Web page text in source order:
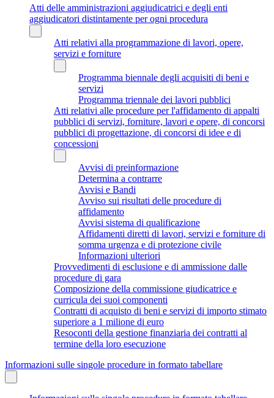
Atti delle amministrazioni aggiudicatrici e degli enti
aggiudicatori distintamente per ogni procedura
Atti relativi alla programmazione di lavori, opere,
servizi e forniture
Programma biennale degli acquisiti di beni e
servizi
Programma triennale dei lavori pubblici
Atti relativi alle procedure per l'affidamento di appalti
pubblici di servizi, forniture, lavori e opere, di concorsi
pubblici di progettazione, di concorsi di idee e di
concessioni
Avvisi di preinformazione
Determina a contrarre
Avvisi e Bandi
Avviso sui risultati delle procedure di
affidamento
Avvisi sistema di qualificazione
Affidamenti diretti di lavori, servizi e forniture di
somma urgenza e di protezione civile
Informazioni ulteriori
Provvedimenti di esclusione e di ammissione dalle
procedure di gara
Composizione della commissione giudicatrice e
curricula dei suoi componenti
Contratti di acquisto di beni e servizi di importo stimato
superiore a 1 milione di euro
Resoconti della gestione finanziaria dei contratti al
termine della loro esecuzione
Informazioni sulle singole procedure in formato tabellare